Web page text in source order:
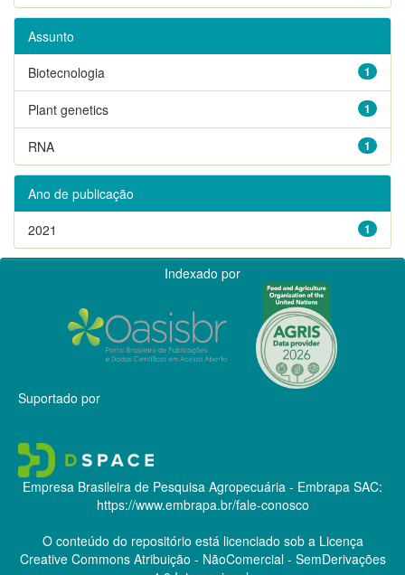
Assunto
1
Biotecnologia
1
Plant genetics
1
RNA
Ano de publicação
1
2021
Indexado por
Suportado por
Empresa Brasileira de Pesquisa Agropecuária - Embrapa SAC:
https://www.embrapa.br/fale-conosco
O conteúdo do repositório está licenciado sob a Licença
Creative CommonsAtribuição - NãoComercial - SemDerivações